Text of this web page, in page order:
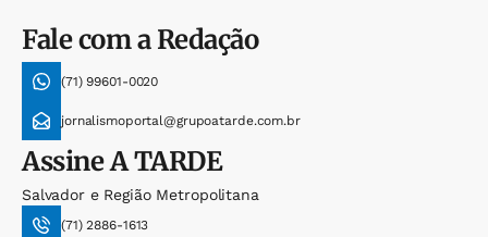
Fale com a Redação
(71) 99601-0020
jornalismoportal@grupoatarde.com.br
AssineA TARDE
Salvador e Região Metropolitana
(71) 2886-1613